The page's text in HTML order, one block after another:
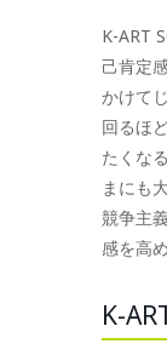
K-ART
己肯定
かけて
回るほ
たくな
まにも
競争主
感を高
K-